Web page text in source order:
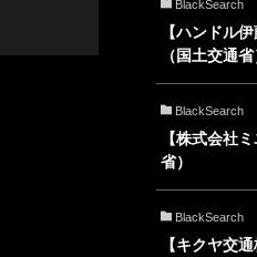
BlackSearch
【ハンドル
（国土交通省
BlackSearch
【株式会社
省）
BlackSearch
【キクヤ交